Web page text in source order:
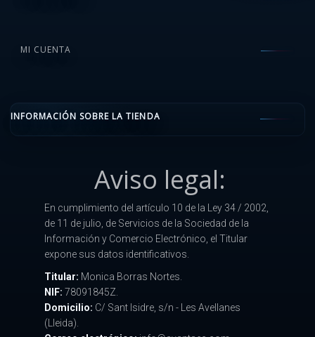
MI CUENTA
INFORMACIÓN SOBRE LA TIENDA
Aviso legal:
En cumplimiento del artículo 10 de la Ley 34 / 2002,
de 11 de julio, de Servicios de la Sociedad de la
Información y Comercio Electrónico, el Titular
expone sus datos identificativos.
Titular: Monica Borras Nortes.
NIF: 78091845Z.
Domicilio: C/ Sant Isidre, s/n - Les Avellanes
(Lleida).